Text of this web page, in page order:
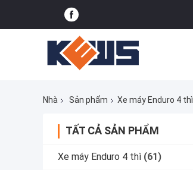
Nhà Sản phẩm Xe máy Enduro 4 thì
TẤT CẢ SẢN PHẨM
Xe máy Enduro 4 thì (61)